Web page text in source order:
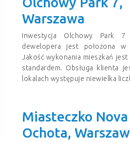
Warszawa
Inwestycja Olchowy Park 7
dewelopera jest położona w
Jakość wykonania mieszkań
standardem. Obsługa klienta
lokalach występuje niewielka
Miasteczko Nova
Ochota,